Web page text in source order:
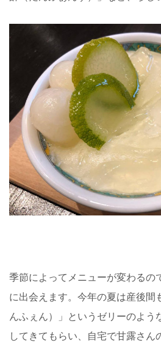
季節によってメニューが変わるの
に出会えます。今年の夏は産後間
んふぇん）」というゼリーのよう
してきてもらい、自宅で甘露さん